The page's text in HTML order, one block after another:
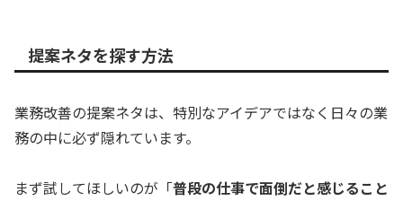
提案ネタを探す方法
業務改善の提案ネタは、特別なアイデアではなく日々の業
務の中に必ず隠れています。
まず試してほしいのが「普段の仕事で面倒だと感じること